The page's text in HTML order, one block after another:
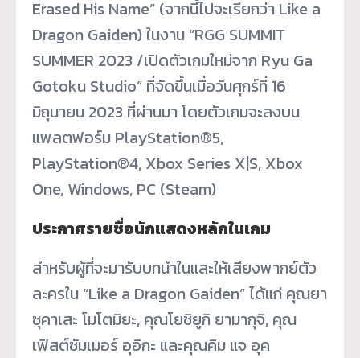
Erased His Name” (จากนี้ไปจะเรียกว่า Like a
Dragon Gaiden) ในงาน “RGG SUMMIT
SUMMER 2023 /เปิดตัวเกมใหม่จาก Ryu Ga
Gotoku Studio” ที่จัดขึ้นเมื่อวันศุกร์ที่ 16
มิถุนายน 2023 ที่ผ่านมา โดยตัวเกมจะลงบน
แพลตฟอร์ม PlayStation®5,
PlayStation®4, Xbox Series X|S, Xbox
One, Windows, PC (Steam)
ประกาศรายชื่อนักแสดงหลักในเกม
สำหรับผู้ที่จะมารับบทนำในและให้เสียงพากย์ตัว
ละครใน “Like a Dragon Gaiden” ได้แก่ คุณยา
ซุคาเสะ โมโตมิยะ, คุณโยชิยูกิ ยามากุจิ, คุณ
เฟิสต์ซัมเมอร์ อุอิกะ และคุณคิม แจ อุค